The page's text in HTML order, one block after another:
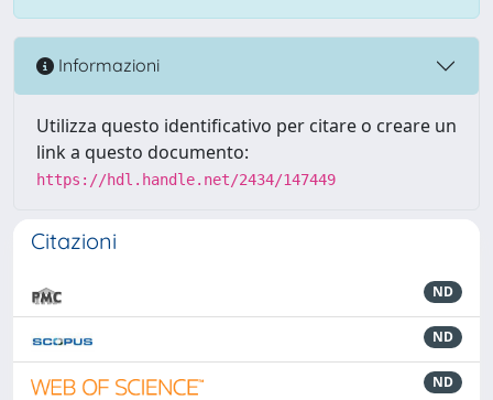
Informazioni
Utilizza questo identificativo per citare o creare un
link a questo documento:
https://hdl.handle.net/2434/147449
Citazioni
ND
ND
ND